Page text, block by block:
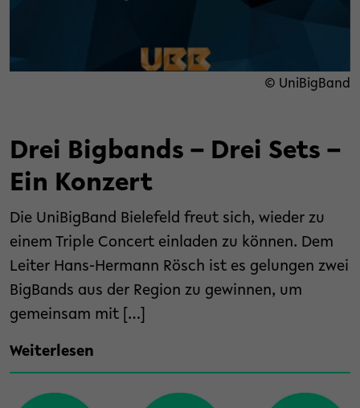
© UniBigBand
Drei Bigbands – Drei Sets –
Ein Konzert
Die UniBigBand Bielefeld freut sich, wieder zu
einem Triple Concert einladen zu können. Dem
Leiter Hans-Hermann Rösch ist es gelungen zwei
BigBands aus der Region zu gewinnen, um
gemeinsam mit […]
Weiterlesen